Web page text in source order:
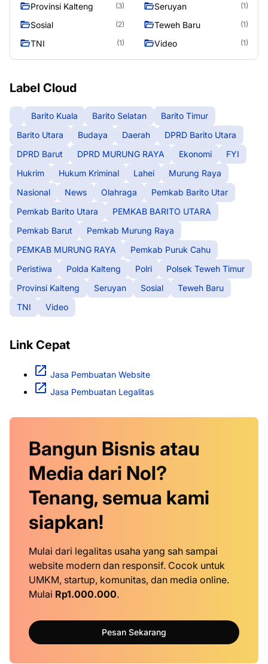
Provinsi Kalteng (3) Seruyan (1)
Sosial (2) Teweh Baru (1)
TNI (1) Video (1)
Label Cloud
Barito Kuala Barito Selatan
Barito Timur
Barito Utara
Budaya Daerah
DPRD Barito Utara
DPRD Barut
DPRD MURUNG RAYA Ekonomi
FYI
Hukrim
Hukum Kriminal Lahei
Murung Raya
Nasional
News Olahraga
Pemkab Barito Utar
Pemkab Barito Utara
PEMKAB BARITO UTARA
Pemkab Barut
Pemkab Murung Raya
PEMKAB MURUNG RAYA
Pemkab Puruk Cahu
Peristiwa
Polda Kalteng Polri
Polsek Teweh Timur
Provinsi Kalteng
Seruyan Sosial
Teweh Baru
TNI
Video
Link Cepat
Jasa Pembuatan Website
Jasa Pembuatan Legalitas
Bangun Bisnis atau
Media dari Nol?
Tenang, semua kami
siapkan!
Mulai dari legalitas usaha yang sah sampai
website modern dan responsif. Cocok untuk
UMKM, startup, komunitas, dan media online.
Mulai Rp1.000.000.
Pesan Sekarang